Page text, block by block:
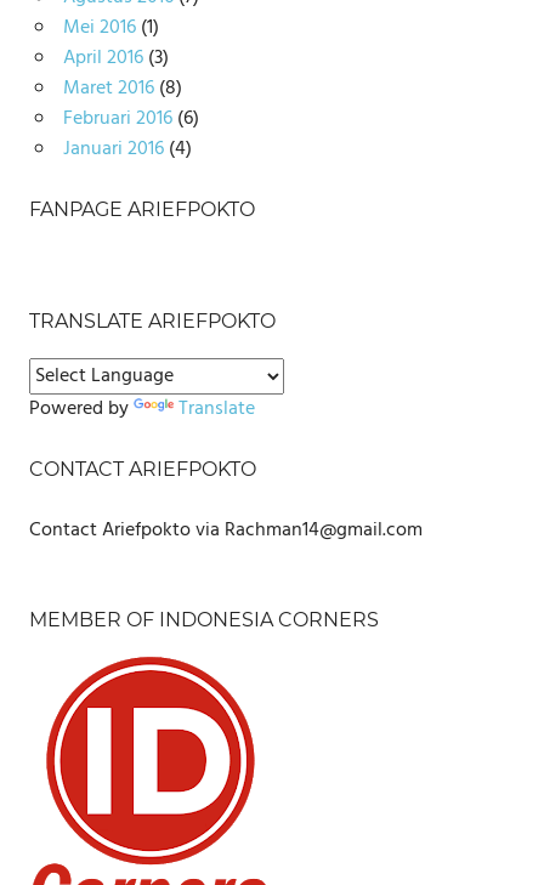
Mei 2016(1)
April 2016(3)
Maret 2016(8)
Februari 2016(6)
Januari 2016(4)
FANPAGE ARIEFPOKTO
TRANSLATE ARIEFPOKTO
Powered by Translate
CONTACT ARIEFPOKTO
Contact Ariefpokto via Rachman14@gmail.com
MEMBER OF INDONESIA CORNERS